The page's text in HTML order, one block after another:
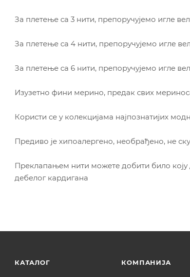
За плетење са 3 нити, препоручујемо игле
За плетење са 4 нити, препоручујемо игле
За плетење са 6 нити, препоручујемо игле
Изузетно фини мерино, предак свих
Користи се у колекцијама најпознатијих
Предиво је хипоалергено, необрађено, не
Преклапањем нити можете добити било
дебелог кардигана
КАТАЛОГ КОМПАНИЈА